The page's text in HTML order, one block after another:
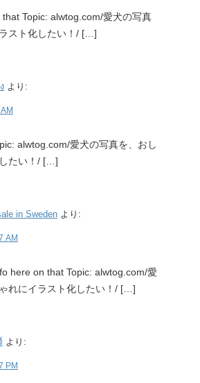
Topic: alwtog.com/愛犬の写真
スト化したい！/ […]
より:
alwtog.com/愛犬の写真を、おし
たい！/ […]
in Sweden より:
AM
here on that Topic: alwtog.com/愛
れにイラスト化したい！/ […]
より:
PM